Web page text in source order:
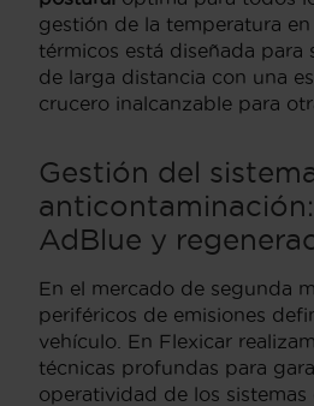
gestión de la temperatura
térmicos está diseñada para
de larga distancia con una
crucero inalcanzable para
Gestión del
anticontaminación:
AdBlue y
En el mercado de segunda
periféricos de emisiones
vehículo. En Flexicar
técnicas profundas para
operatividad de los sistemas